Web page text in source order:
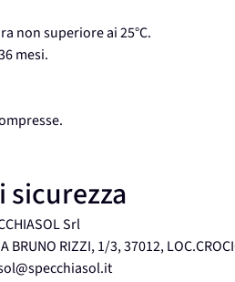
non superiore ai 25°C.
mesi.
Srl
BRUNO RIZZI, 1/3, 37012,